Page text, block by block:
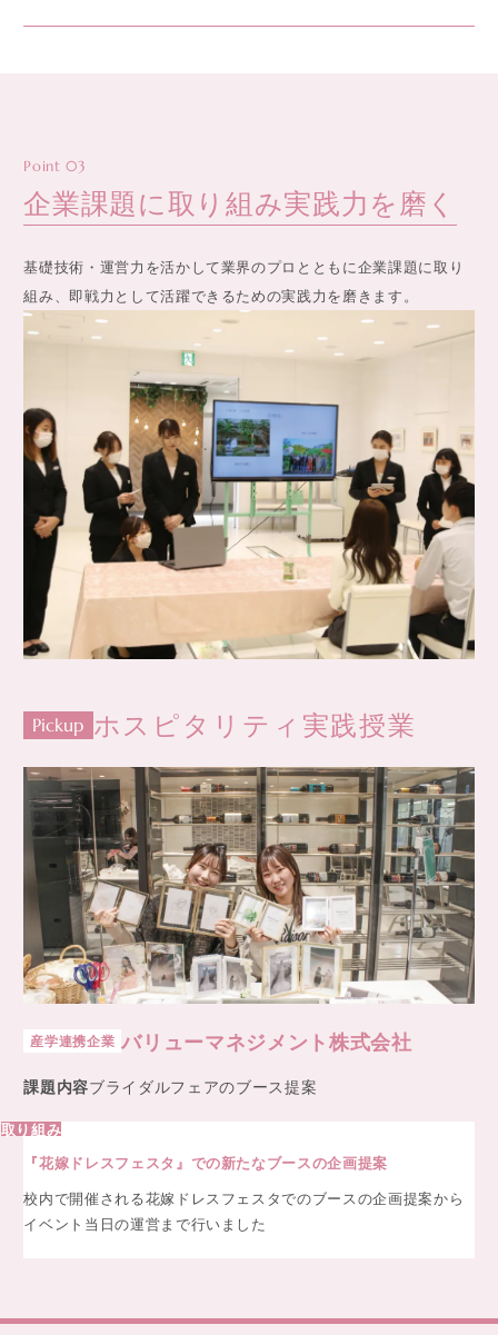
Point 03
企業課題に取り組み実践力を磨く
基礎技術・運営力を活かして業界のプロとともに企業課題に取り
組み、即戦力として活躍できるための実践力を磨きます。
Pickup ホスピタリティ実践授業
産学連携企業 バリューマネジメント株式会社
課題内容ブライダルフェアのブース提案
取り組み
『花嫁ドレスフェスタ』での新たなブースの企画提案
校内で開催される花嫁ドレスフェスタでのブースの企画提案から
イベント当日の運営まで行いました